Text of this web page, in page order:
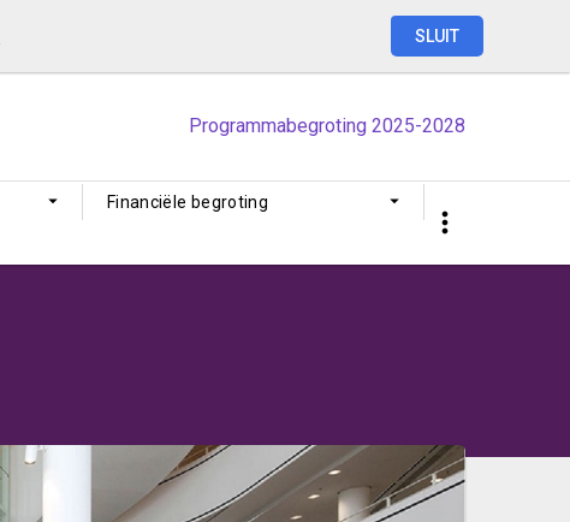
SLUIT
Programmabegroting 2025-2028
Financiële begroting